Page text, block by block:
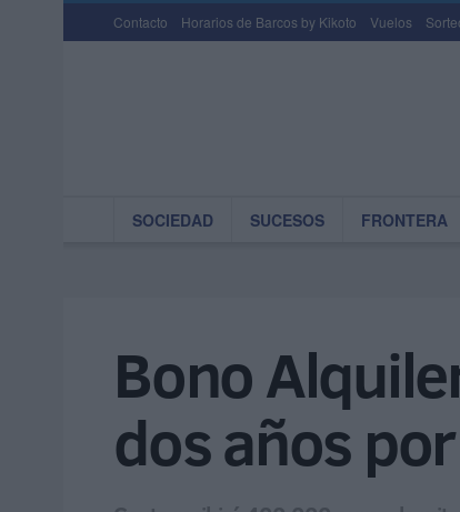
Contacto Horarios de Barcos by Kikoto Vuelos
SOCIEDAD SUCESOS FRONTERA
Bono
dos años